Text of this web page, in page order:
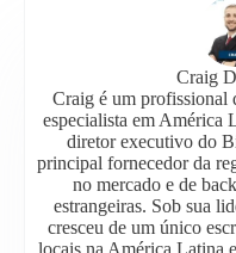
Craig
Craig é um profissional
especialista em América
diretor executivo do
principal fornecedor da
no mercado e de
estrangeiras. Sob sua
cresceu de um único